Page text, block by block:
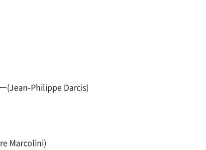
(Jean-Philippe Darcis)
Marcolini)